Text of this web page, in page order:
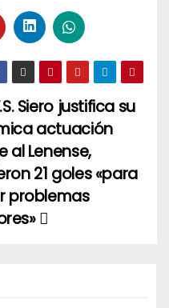
Siero justifica su
actuación
al Lenense,
21 goles «para
problemas